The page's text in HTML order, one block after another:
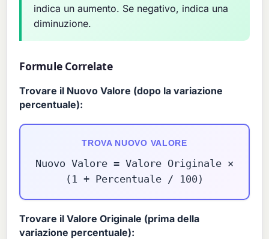
indica un aumento. Se negativo, indica una
diminuzione.
Formule Correlate
Trovare il Nuovo Valore (dopo la variazione
percentuale):
TROVA NUOVO VALORE
Nuovo Valore = Valore Originale ×
(1 + Percentuale / 100)
Trovare il Valore Originale (prima della
variazione percentuale):